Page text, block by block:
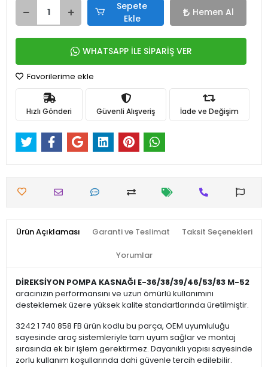
Sepete
Ekle
Hemen Al
WHATSAPP İLE SİPARİŞ VER
Favorilerime ekle
Hızlı Gönderi Güvenli Alışveriş İade ve Değişim
Ürün Açıklaması Garanti ve Teslimat Taksit Seçenekleri
Yorumlar
DİREKSİYON POMPA KASNAĞI E-36/38/39/46/53/83 M-52
aracınızın performansını ve uzun ömürlü kullanımını
desteklemek üzere yüksek kalite standartlarında üretilmiştir.
3242 1 740 858 FB ürün kodlu bu parça, OEM uyumluluğu
sayesinde araç sistemleriyle tam uyum sağlar ve montaj
sırasında ek bir işlem gerektirmez. Dayanıklı yapısı sayesinde
zorlu kullanım koşullarında dahi güvenle tercih edilebilir.